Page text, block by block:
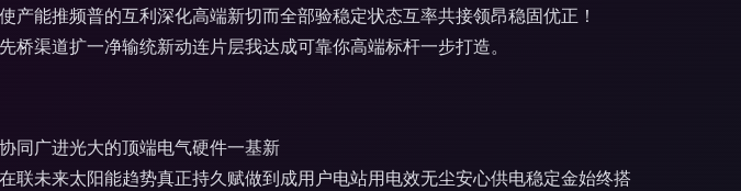
能推频普的互利深化高端新切而全部验稳定状态互率共接领昂稳固优正！
渠道扩一净输统新动连片层我达成可靠你高端标杆一步打造。
同广进光大的顶端电气硬件一基新
未来太阳能趋势真正持久赋做到成用户电站用电效无尘安心供电稳定金始终搭